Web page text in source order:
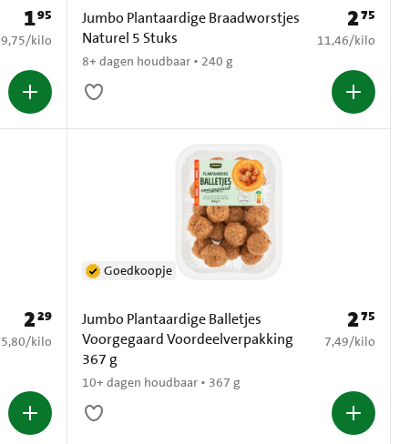
Prijs: € 1,95
195
€ 9,75 per kilo
9,75/kilo
Jumbo Plantaardige Braadworstjes
Naturel 5 Stuks
8+ dagen houdbaar • 240 g
Prijs: € 2,75
275
€ 11,46 per kilo
11,46/kilo
Prijs: € 2,29
229
€ 5,80 per kilo
5,80/kilo
Jumbo Plantaardige Balletjes
Voorgegaard Voordeelverpakking
367 g
10+ dagen houdbaar • 367 g
Goedkoopje
Prijs: € 2,75
275
€ 7,49 per kilo
7,49/kilo